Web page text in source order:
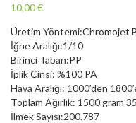
10,00€
Üretim Yöntemi:Chromojet
İğne Aralığı:1/10
Birinci Taban:PP
İplik Cinsi: %100 PA
Hava Aralığı: 1000’den
Toplam Ağırlık: 1500 gram
İlmek Sayısı:200.787